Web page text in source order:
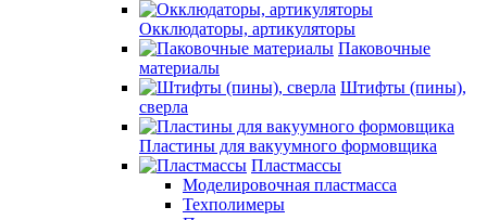
Окклюдаторы, артикуляторы
Паковочные
материалы
Штифты (пины),
сверла
Пластины для вакуумного формовщика
Пластмассы
Моделировочная пластмасса
Техполимеры